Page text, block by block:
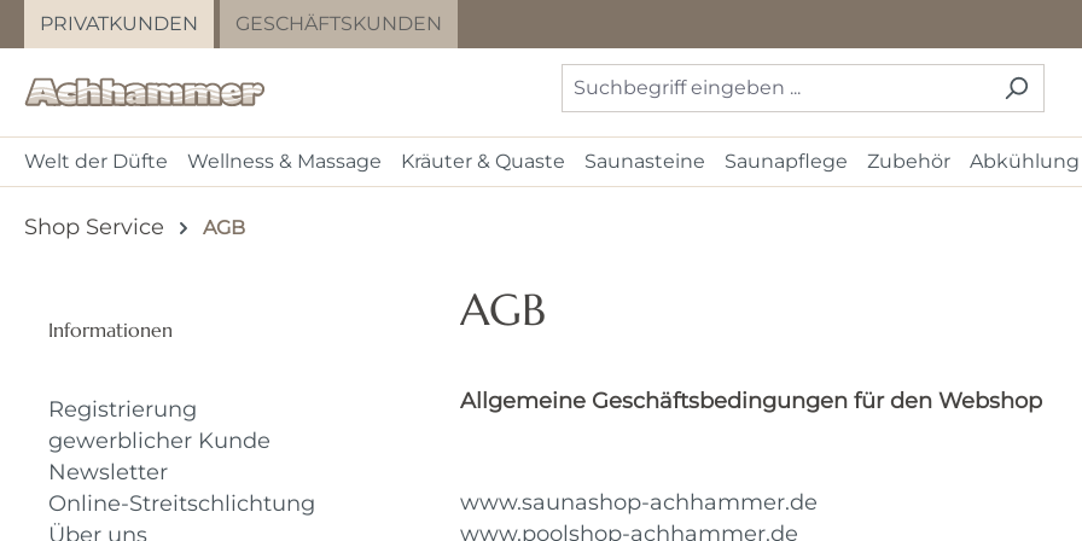
Hauptinhalt springen
Zur Suche springen
Zur Hauptnavigation springen
PRIVATKUNDEN GESCHÄFTSKUNDEN
Welt der Düfte Wellness & Massage Kräuter & Quaste Saunasteine Saunapflege Zubehör Abkühlung
Shop Service AGB
Informationen
Registrierung
gewerblicher Kunde
Newsletter
Online-Streitschlichtung
Über uns
AGB
Allgemeine Geschäftsbedingungen für den Webshop
www.saunashop-achhammer.de
www.poolshop-achhammer.de